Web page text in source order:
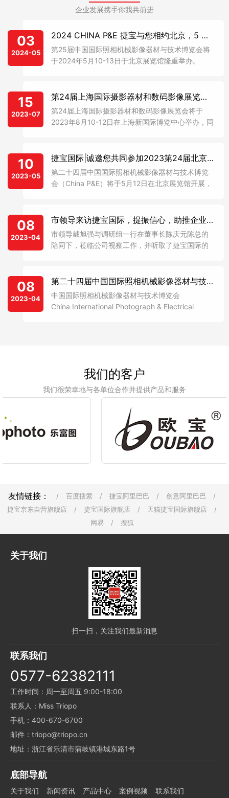
企业发展携手你我共前进
03
2024-05
2024 CHINA P&E 捷宝与您相约北京，5 月 10 日至 5 月 13 日不见不散！
第25届中国国际照相机械影像器材与技术博览会将
于2024年5月10-13日于北京展览馆隆重举办。
15
2023-07
第24届上海国际摄影器材和数码影像展览会将于2023年8月10-12日在上海新国际博览中心举办
第24届上海国际摄影器材和数码影像展览会将于
2023年8月10-12日在上海新国际博览中心举办，同
后期框艺装裱展。届时将汇聚海内外影像品牌及代
表性企业、生产和贸易领域全产业链优质供应商及
服务商共同参与，持续助力影像行业高质量发展！
10
2023-05
捷宝国际|诚邀您共同参加2023第24届北京P&E摄影器材展
第二十四届中国国际照相机械影像器材与技术博览
会（China P&E）将于5月12日在北京展览馆开展，
08
2023-04
市领导来访捷宝国际，提振信心，助推企业做大做强！
市领导戴旭强与调研组一行在董事长陈庆元陈总的
陪同下，莅临公司视察工作，并听取了捷宝国际的
08
2023-04
第二十四届中国国际照相机械影像器材与技术博览会
中国国际照相机械影像器材与技术博览会
China International Photograph & Electrical
我们的客户
我们很荣幸地与各单位合作并提供产品和服务
友情链接： / 百度搜索 / 捷宝阿里巴巴 / 创意阿里巴巴
/
捷宝京东自营旗舰店
/ 捷宝国际旗舰店 / 天猫捷宝国际旗舰店
/
网易
/ 搜狐
关于我们
扫一扫，关注我们最新消息
联系我们
0577-62382111
工作时间：周一至周五 9:00-18:00
联系人：Miss Triopo
手机：400-670-6700
邮件：triopo@triopo.cn
地址：浙江省乐清市蒲岐镇港城东路1号
底部导航
关于我们 新闻资讯 产品中心 案例视频 联系我们